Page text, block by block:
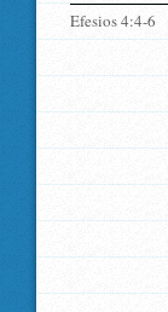
Efesios 4:4-6